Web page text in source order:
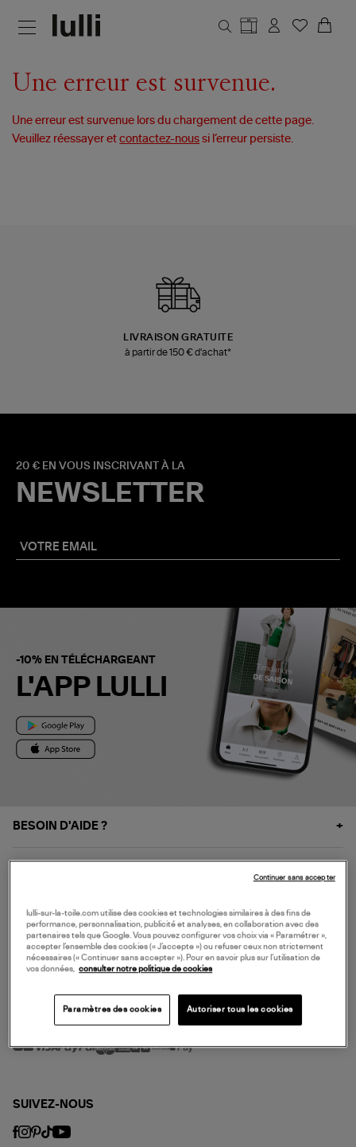
Une erreur est survenue.
Une erreur est survenue lors du chargement de cette page.
Veuillez réessayer etcontactez-nous si l’erreur persiste.
LIVRAISON GRATUITE
à partir de 150 € d'achat*
20 € EN VOUS INSCRIVANT À LA
NEWSLETTER
-10% EN TÉLÉCHARGEANT
L'APP LULLI
BESOIN D'AIDE ?
NOS SERVICES
SERVICE CLIENT
MODE DE PAIEMENT
SUIVEZ-NOUS
lulli-sur-la-toile.com utilise des cookies et technologies similaires à des fins de
performance, personnalisation, publicité et analyses, en collaboration avec des
partenaires tels que Google. Vous pouvez configurer vos choix via « Paramétrer »,
accepter l’ensemble des cookies (« J’accepte ») ou refuser ceux non strictement
nécessaires (« Continuer sans accepter »). Pour en savoir plus sur l’utilisation de
vos données,
consulter notre politique de cookies
Paramètres des cookies Autoriser tous les cookies
Continuer sans accepter